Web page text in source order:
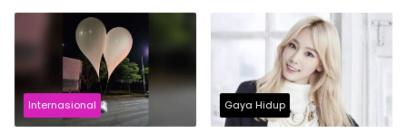
Internasional Gaya Hidup